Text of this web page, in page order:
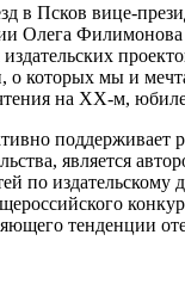
в Псков вице-
Олега Филимонова
о которых мы и
на XX-м,
поддерживает
является
по издательскому
тенденции